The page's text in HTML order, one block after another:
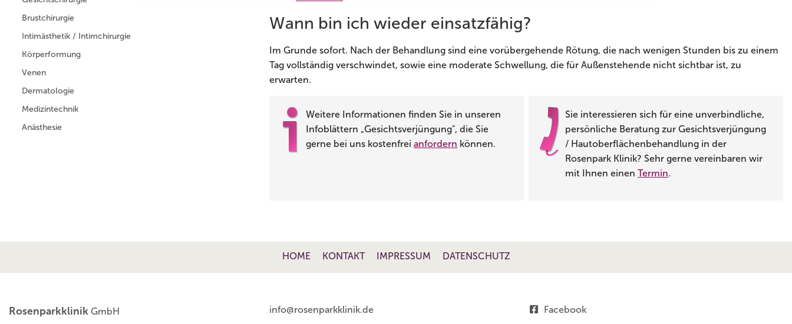
Brustchirurgie
Intimästhetik / Intimchirurgie
Körperformung
Venen
Dermatologie
Medizintechnik
Anästhesie
Wann bin ich wieder einsatzfähig?
Im Grunde sofort. Nach der Behandlung sind eine vorübergehende Rötung, die nach wenigen Stunden bis zu einem
Tag vollständig verschwindet, sowie eine moderate Schwellung, die für Außenstehende nicht sichtbar ist, zu
erwarten.
Weitere Informationen finden Sie in unseren
Infoblättern „Gesichtsverjüngung", die Sie
gerne bei uns kostenfreianfordern können.
Sie interessieren sich für eine unverbindliche,
persönliche Beratung zur Gesichtsverjüngung
/ Hautoberflächenbehandlung in der
Rosenpark Klinik? Sehr gerne vereinbaren wir
mit Ihnen einenTermin.
HOME KONTAKT IMPRESSUM DATENSCHUTZ
Rosenparkklinik GmbH info@rosenparkklinik.de
Facebook